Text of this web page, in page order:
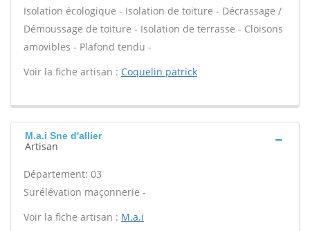
Isolation écologique - Isolation de toiture - Décrassage /
Démoussage de toiture - Isolation de terrasse - Cloisons
amovibles - Plafond tendu -
Voir la fiche artisan : Coquelin patrick
M.a.i Sne d'allier
Artisan
Département: 03
Surélévation maçonnerie -
Voir la fiche artisan : M.a.i